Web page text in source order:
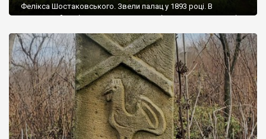
Фелікса Шостаковського. Звели палац у 1893 році. В
радянський період у ньому спочатку містилася школа, потім
століття тут розмістили туберкульозну лікарню. Коли із
палацу виїхала лікарня – ми точно не […]